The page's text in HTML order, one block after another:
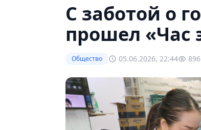
С заботой о
прошел «Час
Общество 05.06.2026, 22:44 896